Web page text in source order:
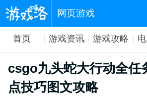
网页游戏
首页 游戏资讯 游戏攻略
csgo九头蛇大行动全任
点技巧图文攻略